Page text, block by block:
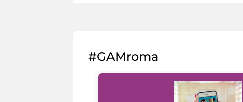
#GAMroma